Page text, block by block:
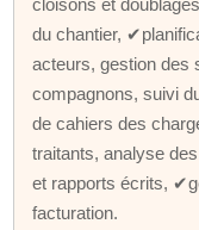
du chantier,
acteurs, gestion des
compagnons, suivi
de cahiers des
traitants, analyse
et rapports écrits,
facturation.